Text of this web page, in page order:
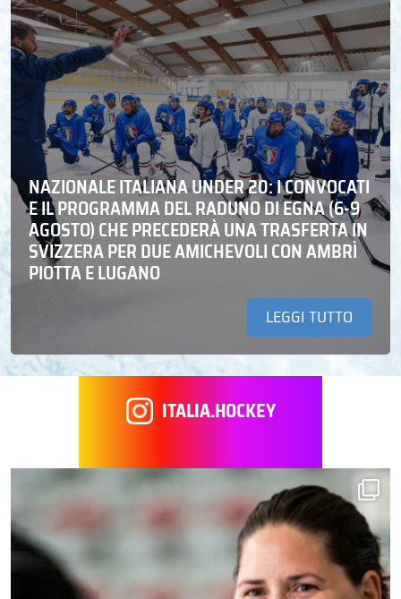
NAZIONALE ITALIANA UNDER 20: I CONVOCATI
E IL PROGRAMMA DEL RADUNO DI EGNA (6-9
AGOSTO) CHE PRECEDERÀ UNA TRASFERTA IN
SVIZZERA PER DUE AMICHEVOLI CON AMBRÌ
PIOTTA E LUGANO
LEGGI TUTTO
ITALIA.HOCKEY